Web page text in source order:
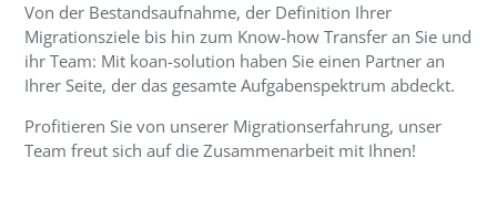
Von der Bestandsaufnahme, der Definition Ihrer
Migrationsziele bis hin zum Know-how Transfer an Sie und
ihr Team: Mit koan-solution haben Sie einen Partner an
Ihrer Seite, der das gesamte Aufgabenspektrum abdeckt.
Profitieren Sie von unserer Migrationserfahrung, unser
Team freut sich auf die Zusammenarbeit mit Ihnen!